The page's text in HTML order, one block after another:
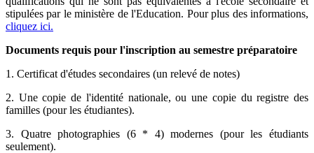
stipulées par le ministère de l'Education. Pour plus des informations,
cliquez ici.
Documents requis pour l'inscription au semestre préparatoire
1. Certificat d'études secondaires (un relevé de notes)
2. Une copie de l'identité nationale, ou une copie du registre des
familles (pour les étudiantes).
3. Quatre photographies (6 * 4) modernes (pour les étudiants
seulement).